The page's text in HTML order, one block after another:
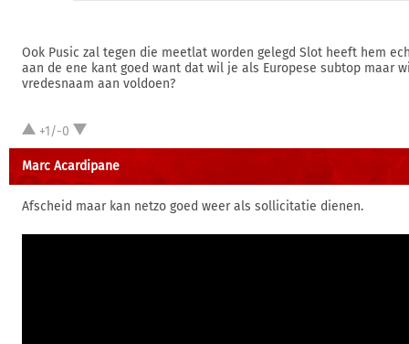
Ook Pusic zal tegen die meetlat worden gelegd Slot heeft hem
aan de ene kant goed want dat wil je als Europese subtop maar
vredesnaam aan voldoen?
+1/-0
Marc Acardipane
Afscheid maar kan netzo goed weer als sollicitatie dienen.